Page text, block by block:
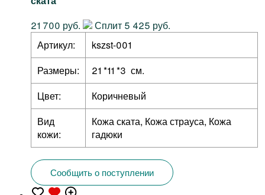
21 700 руб.
Сплит 5 425 руб.
Артикул:
kszst-001
Размеры:
21 *11 *3 см.
Цвет:
Коричневый
Вид
кожи:
Кожа ската, Кожа страуса, Кожа
гадюки
Сообщить о поступлении